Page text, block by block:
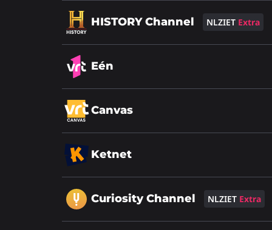
HISTORY Channel
NLZIET Extra
Lees
meer
over
Eén
Lees
meer
over
Canvas
Lees
meer
over
Ketnet
Lees
meer
over
Curiosity Channel
NLZIET Extra
Lees
meer
over